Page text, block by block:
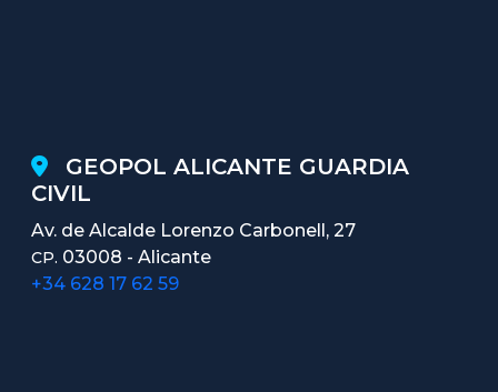
GEOPOL ALICANTE GUARDIA
CIVIL
Av. de Alcalde Lorenzo Carbonell, 27
CP. 03008 - Alicante
+34 628 17 62 59